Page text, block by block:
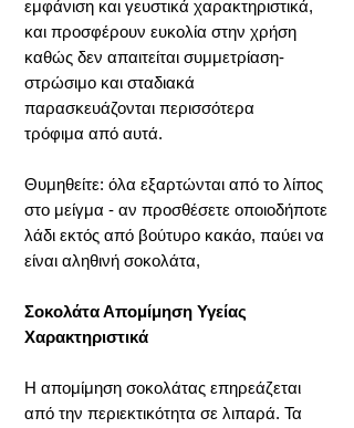
εμφάνιση και γευστικά χαρακτηριστικά,
και προσφέρουν ευκολία στην χρήση
καθώς δεν απαιτείται συμμετρίαση-
στρώσιμο και σταδιακά
παρασκευάζονται περισσότερα
τρόφιμα από αυτά.
Θυμηθείτε: όλα εξαρτώνται από το λίπος
στο μείγμα - αν προσθέσετε οποιοδήποτε
λάδι εκτός από βούτυρο κακάο, παύει να
είναι αληθινή σοκολάτα,
Σοκολάτα Απομίμηση Υγείας
Χαρακτηριστικά
Η απομίμηση σοκολάτας επηρεάζεται
από την περιεκτικότητα σε λιπαρά. Τα